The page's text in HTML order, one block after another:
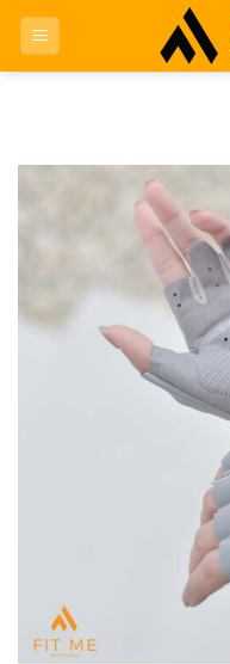
Skip
content